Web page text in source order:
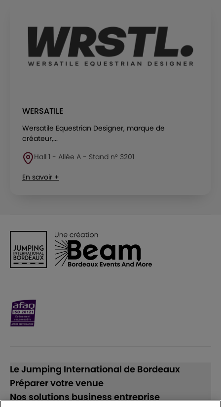
WERSATILE
Wersatile Equestrian Designer, marque de
créateur,...
Hall 1 - Allée A - Stand n° 3201
En savoir +
Le Jumping International de Bordeaux
Préparer votre venue
Nos solutions business entreprise